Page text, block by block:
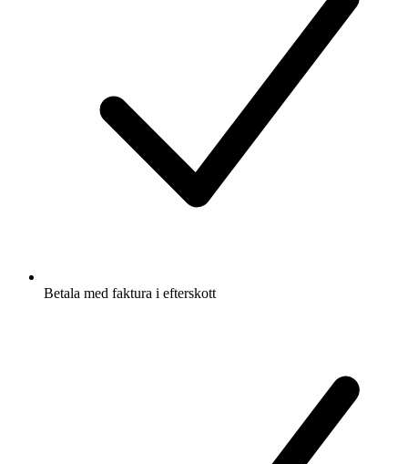
Betala med faktura i efterskott